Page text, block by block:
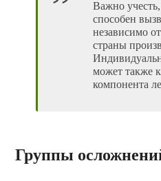
Важно
способен
независимо
страны
может также
компонента
Группы